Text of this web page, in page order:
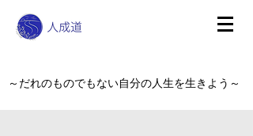
～だれのものでもない自分の人生を生きよう～